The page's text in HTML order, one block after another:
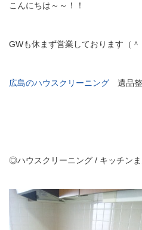
こんにちは～～！！
GWも休まず営業しております（＾
広島のハウスクリーニング 遺品
◎ハウスクリーニング / キッチン